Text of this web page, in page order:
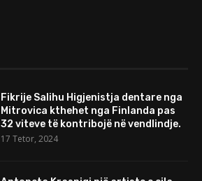
Fikrije Salihu Higjenistja dentare nga
Mitrovica kthehet nga Finlanda pas
32 viteve të kontribojë në vendlindje.
17 Tetor, 2024